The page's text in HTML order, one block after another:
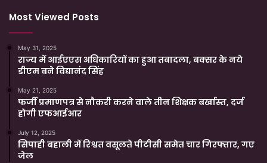
Most Viewed Posts
May 31, 2025
राज्य में आईएएस अधिकारियों का हुआ तबादला, बक्सर के नये
डीएम बने विद्यानंद सिंह
May 21, 2025
फर्जी प्रमाणपत्र से नौकरी करने वाले तीन शिक्षक बर्खास्त, दर्ज
होगी एफआईआर
July 12, 2025
सिपाही बहाली में रिश्वत वसूलते पीटीसी समेत चार गिरफ्तार, गए
जेल